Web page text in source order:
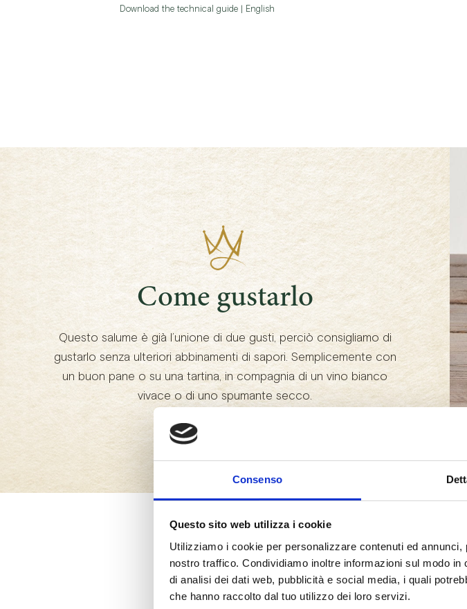
Consenso
Questo sito web utilizza i cookie
Utilizziamo i cookie per personalizzare contenuti ed
nostro traffico. Condividiamo inoltre informazioni sul modo
di analisi dei dati web, pubblicità e social media, i quali
che hanno raccolto dal tuo utilizzo dei loro servizi.
Download the technical guide | English
Come gustarlo
Questo salume è già l’unione di due gusti, perciò consigliamo di
gustarlo senza ulteriori abbinamenti di sapori. Semplicemente con
un buon pane o su una tartina, in compagnia di un vino bianco
vivace o di uno spumante secco.
Gustalo